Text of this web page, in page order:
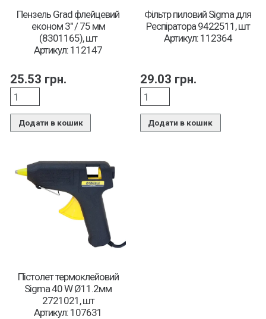
Пензель Grad флейцевий
економ 3″ / 75 мм
(8301165), шт
Артикул: 112147
25.53 грн.
Додати в кошик
Фільтр пиловий Sigma для
Респіратора 9422511, шт
Артикул: 112364
29.03 грн.
Додати в кошик
Пістолет термоклейовий
Sigma 40 W Ø11.2мм
2721021, шт
Артикул: 107631